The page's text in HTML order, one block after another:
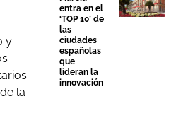
y
la
entra en el
‘TOP 10’ de
las
ciudades
españolas
que
lideran la
innovación